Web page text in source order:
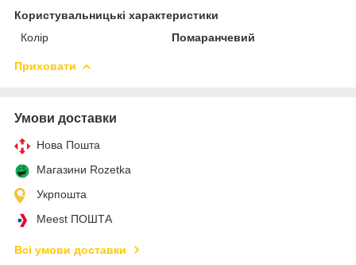
Користувальницькі характеристики
Колір
Помаранчевий
Приховати
Умови доставки
Нова Пошта
Магазини Rozetka
Укрпошта
Meest ПОШТА
Всі умови доставки